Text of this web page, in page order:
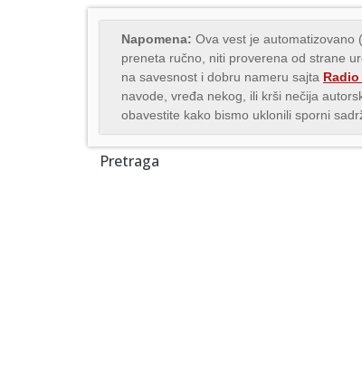
Napomena: Ova vest je automatizovano
preneta ručno, niti proverena od strane
na savesnost i dobru nameru sajta
navode, vređa nekog, ili krši nečija
obavestite kako bismo uklonili sporni
Pretraga